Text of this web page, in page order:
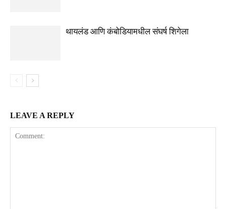
थायलंड आणि कंबोडियामधील संघर्ष शिगेला
LEAVE A REPLY